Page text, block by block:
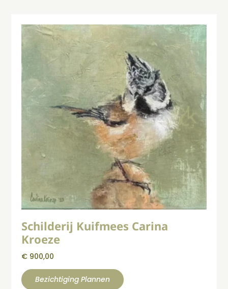
Schilderij Kuifmees Carina
Kroeze
€ 900,00
Bezichtiging Plannen